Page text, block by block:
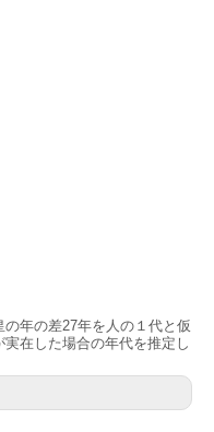
年の差27年を人の１代と仮
在した場合の年代を推定し